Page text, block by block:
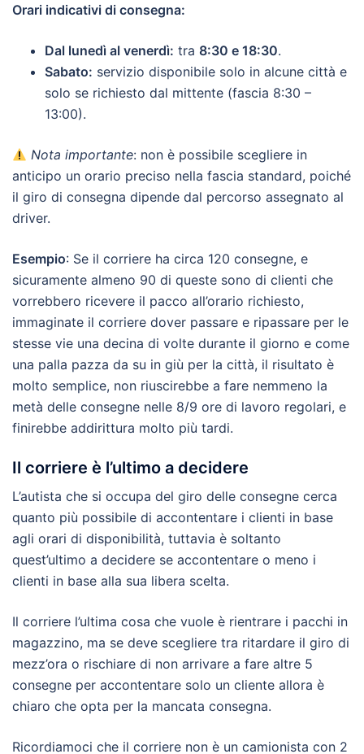
Orari indicativi di consegna:
Dal lunedì al venerdì: tra 8:30 e 18:30.
Sabato: servizio disponibile solo in alcune città e
solo se richiesto dal mittente (fascia 8:30 –
13:00).
Nota importante: non è possibile scegliere in
anticipo un orario preciso nella fascia standard, poiché
il giro di consegna dipende dal percorso assegnato al
driver.
Esempio: Se il corriere ha circa 120 consegne, e
sicuramente almeno 90 di queste sono di clienti che
vorrebbero ricevere il pacco all’orario richiesto,
immaginate il corriere dover passare e ripassare per le
stesse vie una decina di volte durante il giorno e come
una palla pazza da su in giù per la città, il risultato è
molto semplice, non riuscirebbe a fare nemmeno la
metà delle consegne nelle 8/9 ore di lavoro regolari, e
finirebbe addirittura molto più tardi.
Il corriere è l’ultimo a decidere
L’autista che si occupa del giro delle consegne cerca
quanto più possibile di accontentare i clienti in base
agli orari di disponibilità, tuttavia è soltanto
quest’ultimo a decidere se accontentare o meno i
clienti in base alla sua libera scelta.
Il corriere l’ultima cosa che vuole è rientrare i pacchi in
magazzino, ma se deve scegliere tra ritardare il giro di
mezz’ora o rischiare di non arrivare a fare altre 5
consegne per accontentare solo un cliente allora è
chiaro che opta per la mancata consegna.
Ricordiamoci che il corriere non è un camionista con 2